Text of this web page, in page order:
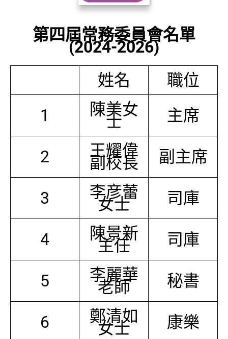
第四屆常務委員會名單
(2024-2026)
姓名
職位
1
陳美女
士 主席
2 王耀偉
副校長 副主席
3 李彦蕾
女士 司庫
4 陳景新
主任 司庫
5 李麗華
老師 秘書
6 鄭清如
女士 康樂